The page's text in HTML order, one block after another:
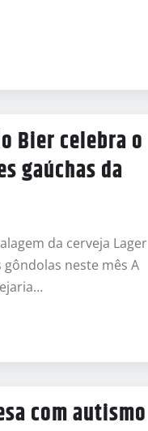
Bier celebra o
gaúchas da
da cerveja Lager
gôndolas neste mês A
com autismo